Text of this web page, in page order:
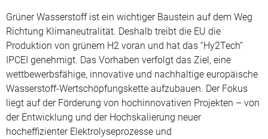
Grüner Wasserstoff ist ein wichtiger Baustein auf dem Weg
Richtung Klimaneutralität. Deshalb treibt die EU die
Produktion von grünem H2 voran und hat das “Hy2Tech”
IPCEI genehmigt. Das Vorhaben verfolgt das Ziel, eine
wettbewerbsfähige, innovative und nachhaltige europäische
Wasserstoff-Wertschöpfungskette aufzubauen. Der Fokus
liegt auf der Förderung von hochinnovativen Projekten – von
der Entwicklung und der Hochskalierung neuer
hocheffizienter Elektrolyseprozesse und